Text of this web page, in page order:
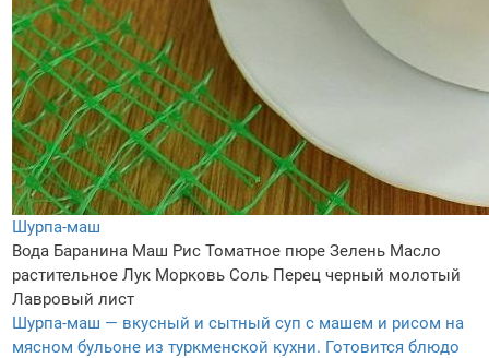
Шурпа-маш
Вода Баранина Маш Рис Томатное пюре Зелень Масло
растительное Лук Морковь Соль Перец черный молотый
Лавровый лист
Шурпа-маш — вкусный и сытный суп с машем и рисом на
мясном бульоне из туркменской кухни. Готовится блюдо